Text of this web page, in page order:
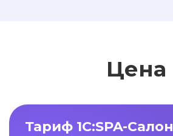
Цена
Тариф 1С:SPA-Салон